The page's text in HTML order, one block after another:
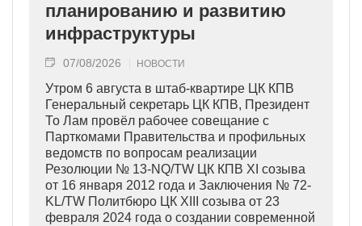
планированию и развитию
инфраструктуры
07/08/2026 НОВОСТИ
Утром 6 августа в штаб-квартире ЦК КПВ
Генеральный секретарь ЦК КПВ, Президент
То Лам провёл рабочее совещание с
Парткомами Правительства и профильных
ведомств по вопросам реализации
Резолюции № 13-NQ/TW ЦК КПВ XI созыва
от 16 января 2012 года и Заключения № 72-
KL/TW Политбюро ЦК XIII созыва от 23
февраля 2024 года о создании современной